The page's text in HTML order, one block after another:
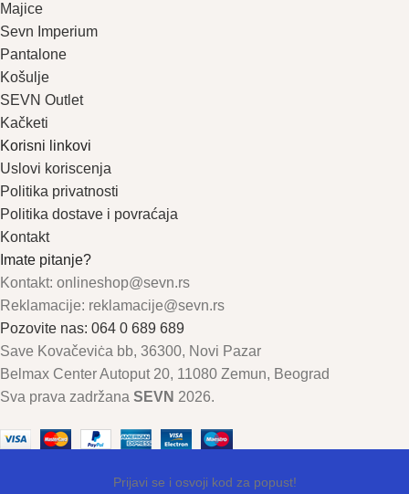
Majice
Sevn Imperium
Pantalone
Košulje
SEVN Outlet
Kačketi
Korisni linkovi
Uslovi koriscenja
Politika privatnosti
Politika dostave i povraćaja
Kontakt
Imate pitanje?
Kontakt: onlineshop@sevn.rs
Reklamacije: reklamacije@sevn.rs
Pozovite nas: 064 0 689 689
Save Kovačeviċa bb, 36300, Novi Pazar
Belmax Center Autoput 20, 11080 Zemun, Beograd
Sva prava zadržana SEVN 2026.
Prijavi se i osvoji kod za popust!